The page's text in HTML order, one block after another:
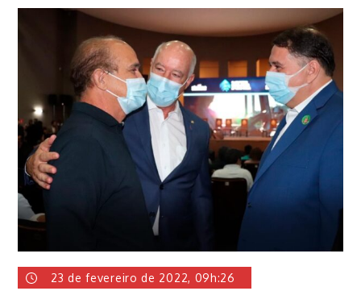
23 de fevereiro de 2022, 09h:26